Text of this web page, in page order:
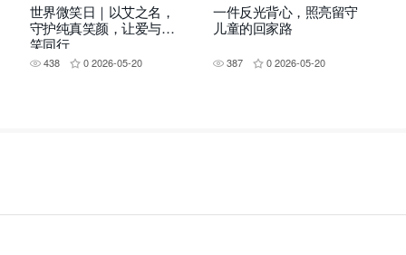
世界微笑日｜以艾之名，
守护纯真笑颜，让爱与微
笑同行
438 0 2026-05-20
一件反光背心，照亮留守
儿童的回家路
387 0 2026-05-20